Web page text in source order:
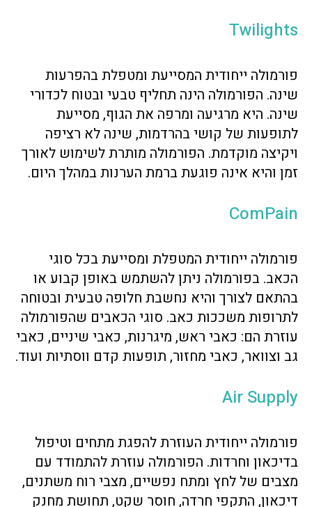
Twilights
פורמולה ייחודית המסייעת ומטפלת בהפרעות
שינה. הפורמולה הינה תחליף טבעי ובטוח לכדורי
שינה. היא מרגיעה ומרפה את הגוף, מסייעת
לתופעות של קושי בהרדמות, שינה לא רציפה
ויקיצה מוקדמת. הפורמולה מותרת לשימוש לאורך
זמן והיא אינה פוגעת ברמת הערנות במהלך היום.
ComPain
פורמולה ייחודית המטפלת ומסייעת בכל סוגי
הכאב. בפורמולה ניתן להשתמש באופן קבוע או
בהתאם לצורך והיא נחשבת חלופה טבעית ובטוחה
לתרופות משככות כאב. סוגי הכאבים שהפורמולה
עוזרת הם: כאבי ראש, מיגרנות, כאבי שיניים, כאבי
גב וצוואר, כאבי מחזור, תופעות קדם ווסתיות ועוד.
Air Supply
פורמולה ייחודית העוזרת להפגת מתחים וטיפול
בדיכאון וחרדות. הפורמולה עוזרת להתמודד עם
מצבים של לחץ ומתח נפשיים, מצבי רוח משתנים,
דיכאון, התקפי חרדה, חוסר שקט, תחושת מחנק